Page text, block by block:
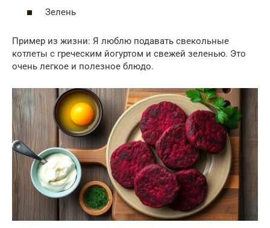
Зелень
Пример из жизни: Я люблю подавать свекольные
котлеты с греческим йогуртом и свежей зеленью. Это
очень легкое и полезное блюдо.